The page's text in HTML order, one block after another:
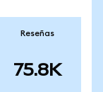
Reseñas
75.8K